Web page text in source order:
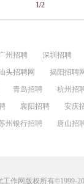
1/2
州招聘 深圳招聘
头招聘网 揭阳招聘
青岛招聘 杭州招
襄阳招聘 安庆
州银行招聘 唐山招
工作网版权所有©1999-